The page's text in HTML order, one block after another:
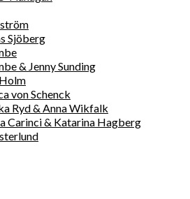
Sjöberg
& Jenny Sunding
von Schenck
Ryd & Anna Wikfalk
Carinci & Katarina Hagberg